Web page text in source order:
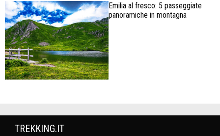
Emilia al fresco: 5 passeggiate
panoramiche in montagna
TREKKING.IT